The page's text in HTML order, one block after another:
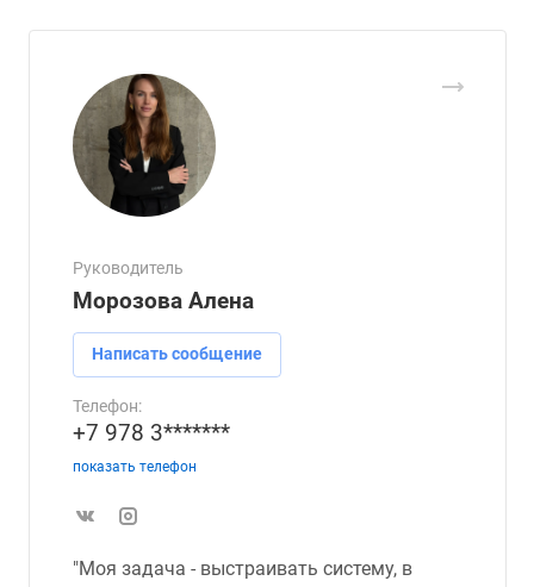
Руководитель
Морозова Алена
Написать сообщение
Телефон:
+7 978 3*******
показать телефон
"Моя задача - выстраивать систему, в